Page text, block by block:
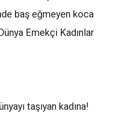
baş eğmeyen koca
Emekçi Kadınlar
taşıyan kadına!